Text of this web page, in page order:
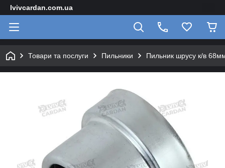
lvivcardan.com.ua
Товари та послуги Пильники Пильник шрусу к/в